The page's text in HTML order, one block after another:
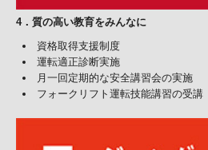
4． 質の高い教育をみんなに
資格取得支援制度
運転適正診断実施
月一回定期的な安全講習会の実施
フォークリフト運転技能講習の受講